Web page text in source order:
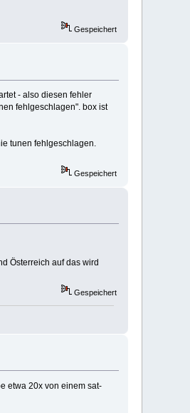
Gespeichert
- also diesen fehler
fehlgeschlagen". box ist
tunen fehlgeschlagen.
Gespeichert
Österreich auf das wird
Gespeichert
etwa 20x von einem sat-